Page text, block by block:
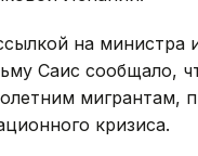
на
Саис сообщало,
мигрантам,
кризиса.